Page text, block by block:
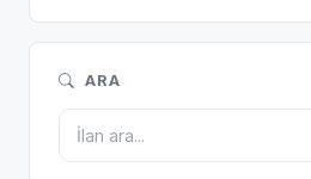
ARA